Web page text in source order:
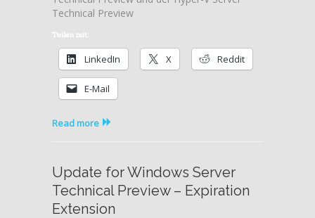
Windows
Preview
–
Technical Preview
Teilen mit:
LinkedIn X Reddit
E-Mail
Read more
Update for Windows Server
Technical Preview – Expiration
Extension